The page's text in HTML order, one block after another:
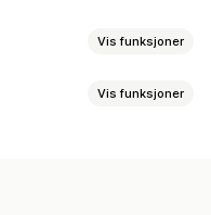
Vis funksjoner
Vis funksjoner